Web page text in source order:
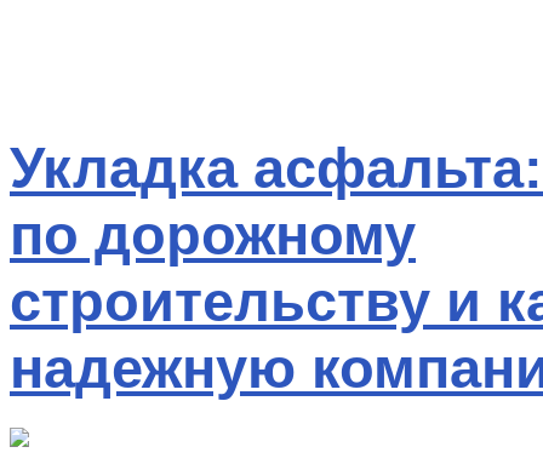
Укладка
по дорожному
строительству и
надежную